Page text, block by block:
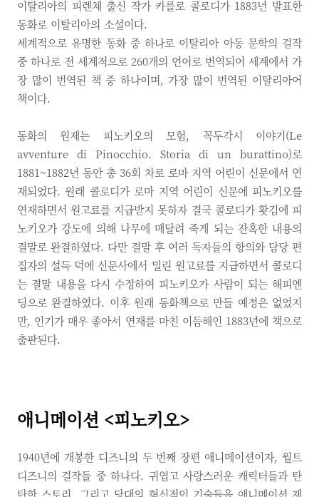
이탈리아의 피렌체 출신 작가 카를로 콜로디가 1883년 발표한
동화로 이탈리아의 소설이다.
세계적으로 유명한 동화 중 하나로 이탈리아 아동 문학의 걸작
중 하나로 전 세계적으로 260개의 언어로 번역되어 세계에서 가
장 많이 번역된 책 중 하나이며, 가장 많이 번역된 이탈리아어
책이다.
동화의 원제는 피노키오의 모험, 꼭두각시 이야기(Le
avventure di Pinocchio. Storia di un burattino)로
1881~1882년 동안 총 36회 차로 로마 지역 어린이 신문에서 연
재되었다. 원래 콜로디가 로마 지역 어린이 신문에 피노키오를
연재하면서 원고료를 지급받지 못하자 결국 콜로디가 홧김에 피
노키오가 강도에 의해 나무에 매달려 죽게 되는 잔혹한 내용의
결말로 완결하였다. 다만 결말 후 여러 독자들의 항의와 담당 편
집자의 설득 덕에 신문사에서 밀린 원고료를 지급하면서 콜로디
는 결말 내용을 다시 수정하여 피노키오가 사람이 되는 해피엔
딩으로 완결하였다. 이후 원래 동화책으로 만들 예정은 없었지
만, 인기가 매우 좋아서 연재를 마친 이듬해인 1883년에 책으로
출판된다.
애니메이션 <피노키오>
1940년에 개봉한 디즈니의 두 번째 장편 애니메이션이자, 월트
디즈니의 걸작들 중 하나다. 귀엽고 사랑스러운 캐릭터들과 탄